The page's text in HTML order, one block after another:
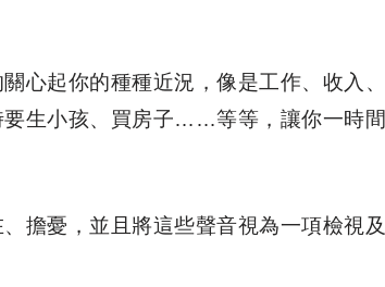
心起你的種種近況，像是工作、收入、
要生小孩、買房子……等等，讓你一時間
擔憂，並且將這些聲音視為一項檢視及